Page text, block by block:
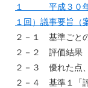
１ 平成３０年度
１回）議事要旨（
２－１ 基準ごと
２－２ 評価結果
２－３ 優れた点
２－４ 基準１「